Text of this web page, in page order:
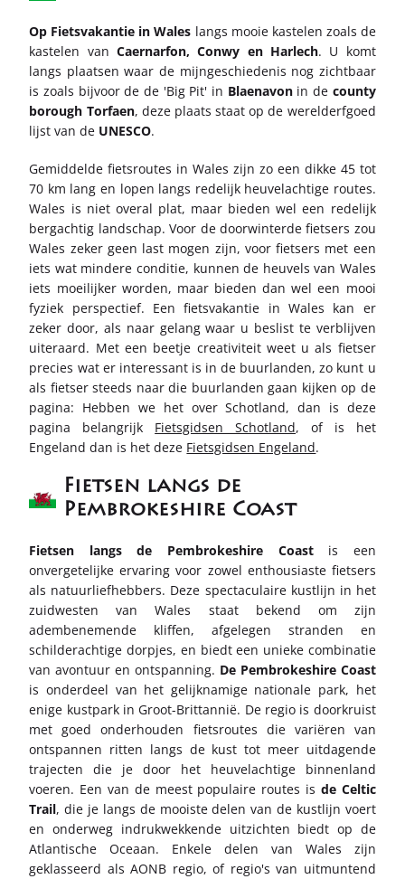
Op Fietsvakantie in Wales langs mooie kastelen zoals de
kastelen vanCaernarfon, Conwy en Harlech. U komt
langs plaatsen waar de mijngeschiedenis nog zichtbaar
is zoals bijvoor de de 'Big Pit' in Blaenavonin de county
borough Torfaen, deze plaats staat op de werelderfgoed
lijst van de UNESCO.
Gemiddelde fietsroutes in Wales zijn zo een dikke 45 tot
70 km lang en lopen langs redelijk heuvelachtige routes.
Wales is niet overal plat, maar bieden wel een redelijk
bergachtig landschap. Voor de doorwinterde fietsers zou
Wales zeker geen last mogen zijn, voor fietsers met een
iets wat mindere conditie, kunnen de heuvels van Wales
iets moeilijker worden, maar bieden dan wel een mooi
fyziek perspectief. Een fietsvakantie in Wales kan er
zeker door, als naar gelang waar u beslist te verblijven
uiteraard. Met een beetje creativiteit weet u als fietser
precies wat er interessant is in de buurlanden, zo kunt u
als fietser steeds naar die buurlanden gaan kijken op de
pagina: Hebben we het over Schotland, dan is deze
pagina belangrijk Fietsgidsen Schotland, of is het
Engeland dan is het deze Fietsgidsen Engeland.
Fietsen langs de
Pembrokeshire Coast
Fietsen langs de Pembrokeshire Coastis een
onvergetelijke ervaring voor zowel enthousiaste fietsers
als natuurliefhebbers. Deze spectaculaire kustlijn in het
zuidwesten van Wales staat bekend om zijn
adembenemende kliffen, afgelegen stranden en
schilderachtige dorpjes, en biedt een unieke combinatie
van avontuur en ontspanning. De Pembrokeshire Coast
is onderdeel van het gelijknamige nationale park, het
enige kustpark in Groot-Brittannië. De regio is doorkruist
met goed onderhouden fietsroutes die variëren van
ontspannen ritten langs de kust tot meer uitdagende
trajecten die je door het heuvelachtige binnenland
voeren. Een van de meest populaire routes is de Celtic
Trail, die je langs de mooiste delen van de kustlijn voert
en onderweg indrukwekkende uitzichten biedt op de
Atlantische Oceaan. Enkele delen van Wales zijn
geklasseerd als AONB regio, of regio's van uitmuntend